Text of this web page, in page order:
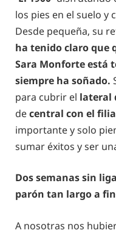
los pies en el suelo y
Desde pequeña, su
ha tenido claro que
Sara Monforte está
siempre ha soñado.
para cubrir el lateral
decentral con el
importante y solo
sumar éxitos y ser
Dos semanas sin
parón tan largo a
A nosotras nos